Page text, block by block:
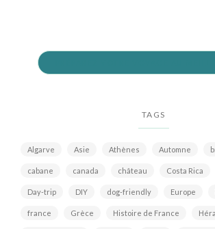
TAGS
Algarve Asie Athènes Automne
cabane canada château Costa Rica
Day-trip DIY dog-friendly Europe
france Grèce Histoire de France